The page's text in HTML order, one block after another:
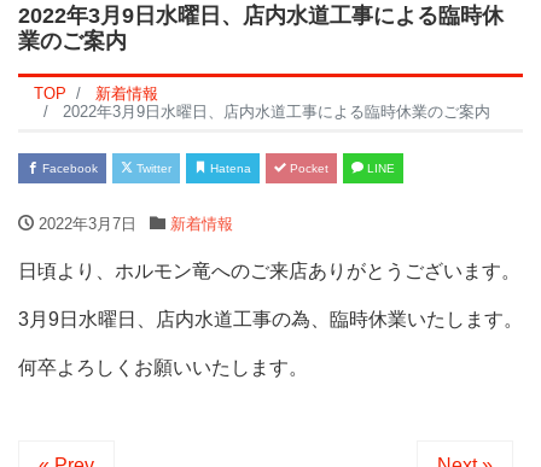
2022年3月9日水曜日、店内水道工事による臨時休
業のご案内
TOP
新着情報
2022年3月9日水曜日、店内水道工事による臨時休業のご案内
Facebook Twitter Hatena Pocket LINE
2022年3月7日 新着情報
日頃より、ホルモン竜へのご来店ありがとうございます。
3月9日水曜日、店内水道工事の為、臨時休業いたします。
何卒よろしくお願いいたします。